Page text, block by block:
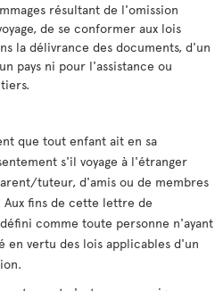
résultant de l'omission
de se conformer aux lois
la délivrance des documents, d'un
pays ni pour l'assistance ou
que tout enfant ait en sa
s'il voyage à l'étranger
tuteur, d'amis ou de membres
fins de cette lettre de
comme toute personne n'ayant
en vertu des lois applicables d'un